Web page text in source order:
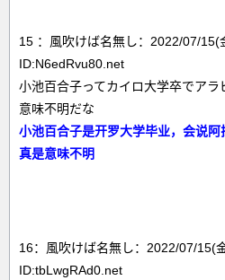
15 ：風吹けば名無し：2022/07/15(
ID:N6edRvu80.net
小池百合子ってカイロ大学卒でアラ
意味不明だな
小池百合子是开罗大学毕业，会说阿
真是意味不明
16：風吹けば名無し：2022/07/15(
ID:tbLwgRAd0.net